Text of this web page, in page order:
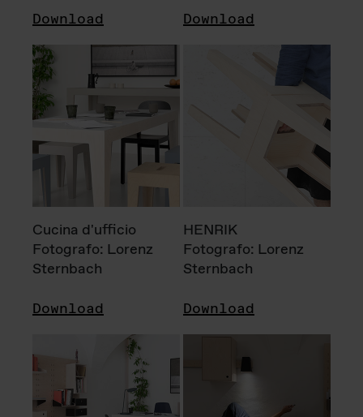
Download Download
Cucina d'ufficio
Fotografo: Lorenz
Sternbach
Download
HENRIK
Fotografo: Lorenz
Sternbach
Download